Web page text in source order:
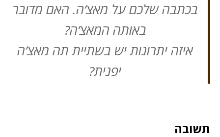
בכתבה שלכם על מאצ’ה. האם מדובר
באותה המאצ’ה?
איזה יתרונות יש בשתיית תה מאצ’ה
יפנית?
תשובה